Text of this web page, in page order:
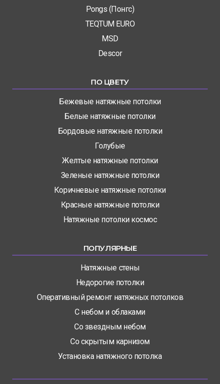
Pongs (Понгс)
TEQTUM EURO
MSD
Descor
ПО ЦВЕТУ
Бежевые натяжные потолки
Белые натяжные потолки
Бордовые натяжные потолки
Голубые
Желтые натяжные потолки
Зеленые натяжные потолки
Коричневые натяжные потолки
Красные натяжные потолки
Натяжные потолки космос
ПОПУЛЯРНЫЕ
Натяжные стены
Недорогие потолки
Оперативный ремонт натяжных потолков
С небом и облаками
Со звездным небом
Со скрытым карнизом
Установка натяжного потолка